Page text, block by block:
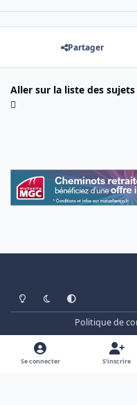
Partager
Aller sur la liste des sujets
Light ModeDark ModeSystem Preference
Politique de
Powered by
Se connecter S’inscrire